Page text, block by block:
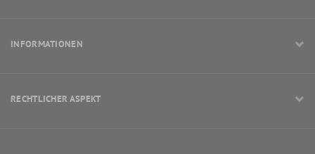
INFORMATIONEN
RECHTLICHER ASPEKT